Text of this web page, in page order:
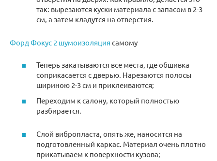
так: вырезаются куски материала с запасом в 2-3
см, а затем кладутся на отверстия.
Форд Фокус 2 шумоизоляция самому
Теперь закатываются все места, где обшивка
соприкасается с дверью. Нарезаются полосы
шириною 2-3 см и приклеиваются;
Переходим к салону, который полностью
разбирается.
Слой вибропласта, опять же, наносится на
подготовленный каркас. Материал очень плотно
прикатываем к поверхности кузова;